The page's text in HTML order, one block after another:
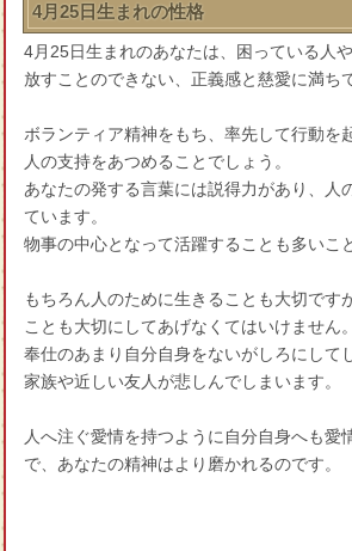
4月25日生まれの性格
4月25日生まれのあなたは、困っている人
放すことのできない、正義感と慈愛に満ち
ボランティア精神をもち、率先して行動を
人の支持をあつめることでしょう。
あなたの発する言葉には説得力があり、人
ています。
物事の中心となって活躍することも多いこ
もちろん人のために生きることも大切です
ことも大切にしてあげなくてはいけません。
奉仕のあまり自分自身をないがしろにして
家族や近しい友人が悲しんでしまいます。
人へ注ぐ愛情を持つように自分自身へも愛
で、あなたの精神はより磨かれるのです。